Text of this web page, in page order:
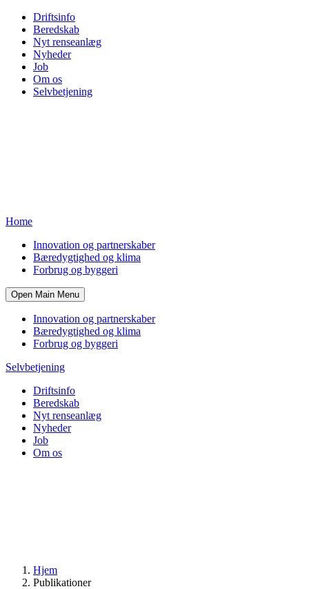
Driftsinfo
Beredskab
Nyt renseanlæg
Nyheder
Job
Om os
Selvbetjening
Home
Innovation og partnerskaber
Bæredygtighed og klima
Forbrug og byggeri
Open Main Menu
Innovation og partnerskaber
Bæredygtighed og klima
Forbrug og byggeri
Selvbetjening
Driftsinfo
Beredskab
Nyt renseanlæg
Nyheder
Job
Om os
Hjem
Publikationer